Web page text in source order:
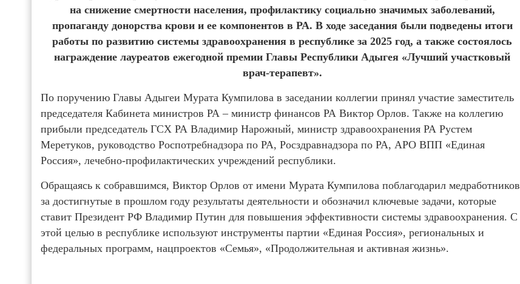
на снижение смертности населения, профилактику социально значимых заболеваний,
пропаганду донорства крови и ее компонентов в РА. В ходе заседания были подведены итоги
работы по развитию системы здравоохранения в республике за 2025 год, а также состоялось
награждение лауреатов ежегодной премии Главы Республики Адыгея «Лучший участковый
врач-терапевт».
По поручению Главы Адыгеи Мурата Кумпилова в заседании коллегии принял участие заместитель
председателя Кабинета министров РА – министр финансов РА Виктор Орлов. Также на коллегию
прибыли председатель ГСХ РА Владимир Нарожный, министр здравоохранения РА Рустем
Меретуков, руководство Роспотребнадзора по РА, Росздравнадзора по РА, АРО ВПП «Единая
Россия», лечебно-профилактических учреждений республики.
Обращаясь к собравшимся, Виктор Орлов от имени Мурата Кумпилова поблагодарил медработников
за достигнутые в прошлом году результаты деятельности и обозначил ключевые задачи, которые
ставит Президент РФ Владимир Путин для повышения эффективности системы здравоохранения. С
этой целью в республике используют инструменты партии «Единая Россия», региональных и
федеральных программ, нацпроектов «Семья», «Продолжительная и активная жизнь».